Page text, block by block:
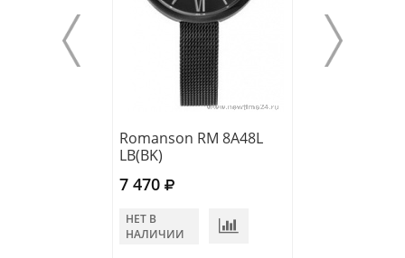
Romanson RM 8A48L
LB(BK)
7 470
НЕТ В
НАЛИЧИИ